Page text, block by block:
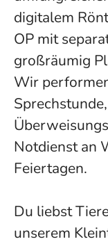
digitalem
OP mit
großräumig
Wir
Notdienst an
Feiertagen.
Du liebst
unserem